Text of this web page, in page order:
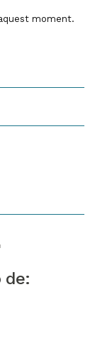
moment.
de: